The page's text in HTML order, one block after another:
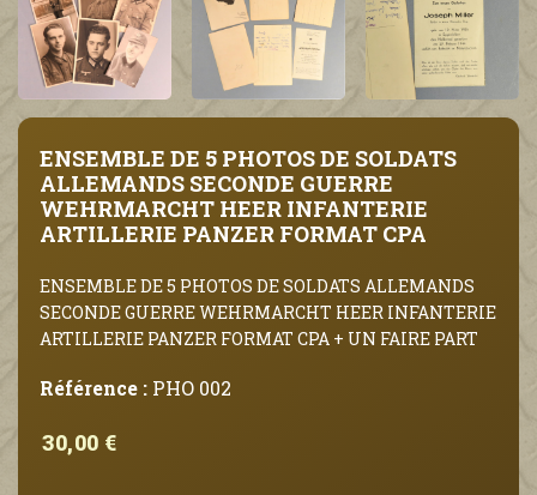
ENSEMBLE DE 5 PHOTOS DE SOLDATS
ALLEMANDS SECONDE GUERRE
WEHRMARCHT HEER INFANTERIE
ARTILLERIE PANZER FORMAT CPA
ENSEMBLE DE 5 PHOTOS DE SOLDATS ALLEMANDS
SECONDE GUERRE WEHRMARCHT HEER INFANTERIE
ARTILLERIE PANZER FORMAT CPA + UN FAIRE PART
Référence : PHO 002
30,00 €